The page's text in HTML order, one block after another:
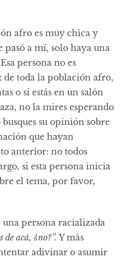
afro es muy chica y
a mí, solo haya una
persona no es
toda la población afro,
o si estás en un salón
no la mires esperando
busques su opinión sobre
que hayan
anterior: no todos
si esta persona inicia
el tema, por favor,
persona racializada
de acá, ¿no?”. Y más
adivinar o asumir